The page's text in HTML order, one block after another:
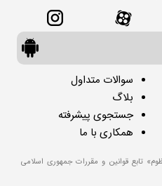
سوالات متداول
بلاگ
جستجوی پیشرفته
همکاری با ما
تابع قوانین و مقررات جمهوری اسلامی